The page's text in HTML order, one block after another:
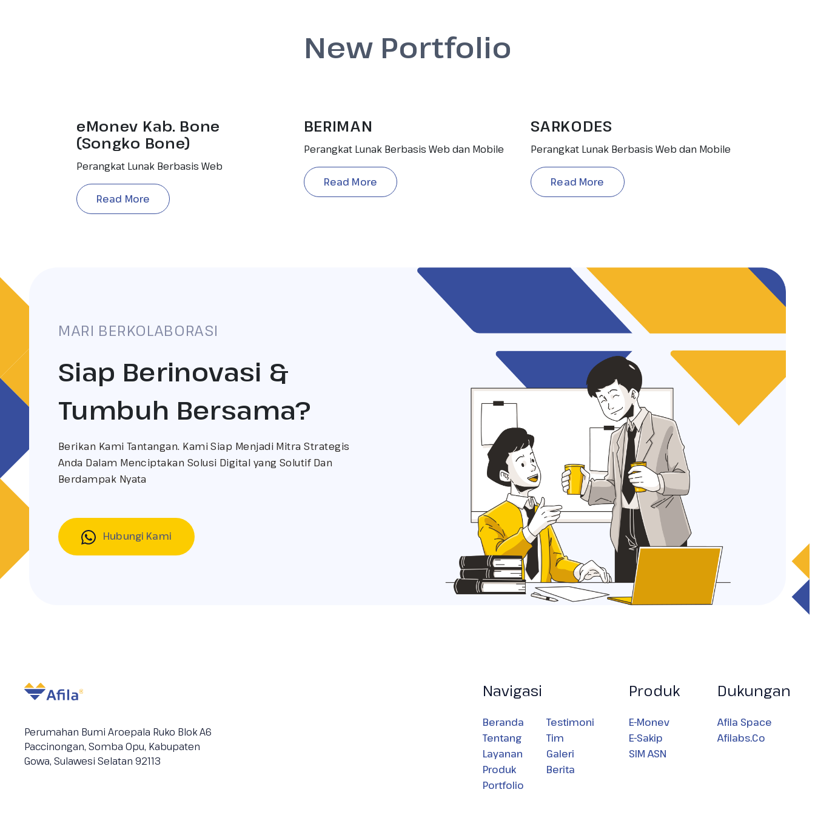
New Portfolio
eMonev Kab. Bone
(Songko Bone)
Perangkat Lunak Berbasis Web
Read More
BERIMAN
Perangkat Lunak Berbasis Web dan Mobile
Read More
SARKODES
Perangkat Lunak Berbasis Web dan Mobile
Read More
MARI BERKOLABORASI
Siap Berinovasi &
Tumbuh Bersama?
Berikan Kami Tantangan. Kami Siap Menjadi Mitra Strategis
Anda Dalam Menciptakan Solusi Digital yang Solutif Dan
Berdampak Nyata
Hubungi Kami
Perumahan Bumi Aroepala Ruko Blok A6
Paccinongan, Somba Opu, Kabupaten
Gowa, Sulawesi Selatan 92113
Navigasi
Beranda
Tentang
Layanan
Produk
Portfolio
Testimoni
Tim
Galeri
Berita
Produk
E-Monev
E-Sakip
SIM ASN
Dukungan
Afila Space
Afilabs.Co